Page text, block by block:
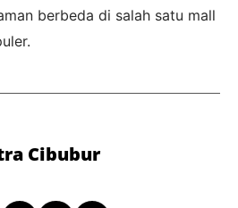
berbeda di salah satu mall
Cibubur